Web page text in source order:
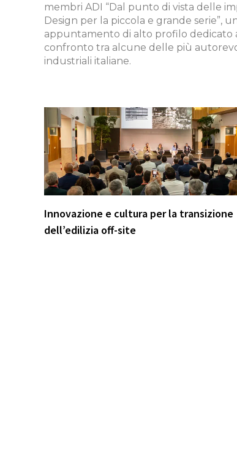
membri ADI “Dal punto di vista delle
Design per la piccola e grande serie”,
appuntamento di alto profilo dedicato
confronto tra alcune delle più
industriali italiane.
Innovazione e cultura per la transizione
dell’edilizia off-site